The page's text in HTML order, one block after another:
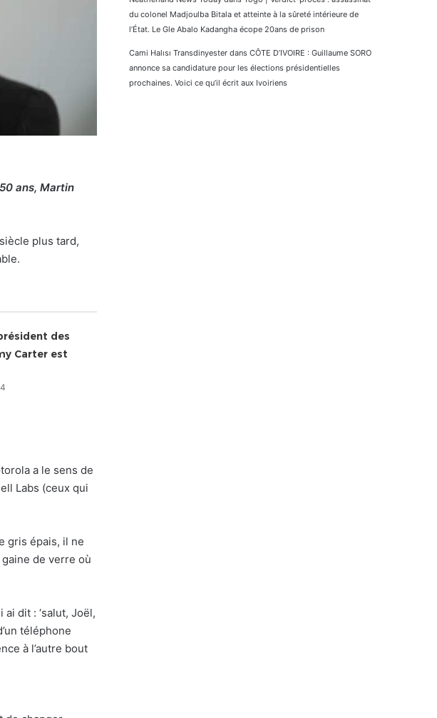
ans, Martin
plus tard,
des
Carter est
a le sens de
Labs (ceux qui
gris épais, il ne
de verre où
ai dit : ‘salut, Joël,
téléphone
à l’autre bout
du colonel Madjoulba Bitala et atteinte à la sûreté intérieure de
l’État. Le Gle Abalo Kadangha écope 20ans de prison
Cami Halısı Transdinyester dans CÔTE D’IVOIRE : Guillaume SORO
annonce sa candidature pour les élections présidentielles
prochaines. Voici ce qu’il écrit aux Ivoiriens